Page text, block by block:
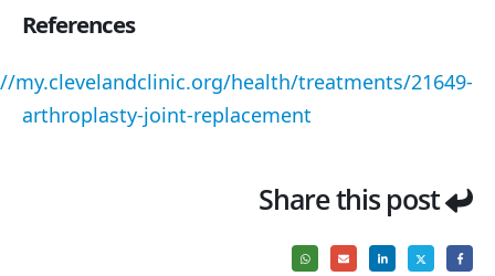
References
my.clevelandclinic.org/health/treatments/21649-
arthroplasty-joint-replacement
Share this post